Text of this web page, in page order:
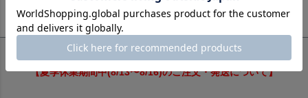
【夏季休業期間中(8/13〜8/16)のご注文・発送について】